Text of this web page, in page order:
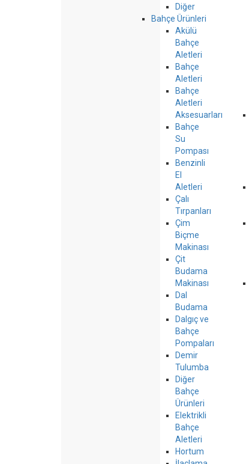
Diğer
Bahçe Ürünleri
Akülü
Bahçe
Aletleri
Bahçe
Aletleri
Bahçe
Aletleri
Aksesuarları
Bahçe
Su
Pompası
Benzinli
El
Aletleri
Çalı
Tırpanları
Çim
Biçme
Makinası
Çit
Budama
Makinası
Dal
Budama
Dalgıç ve
Bahçe
Pompaları
Demir
Tulumba
Diğer
Bahçe
Ürünleri
Elektrikli
Bahçe
Aletleri
Hortum